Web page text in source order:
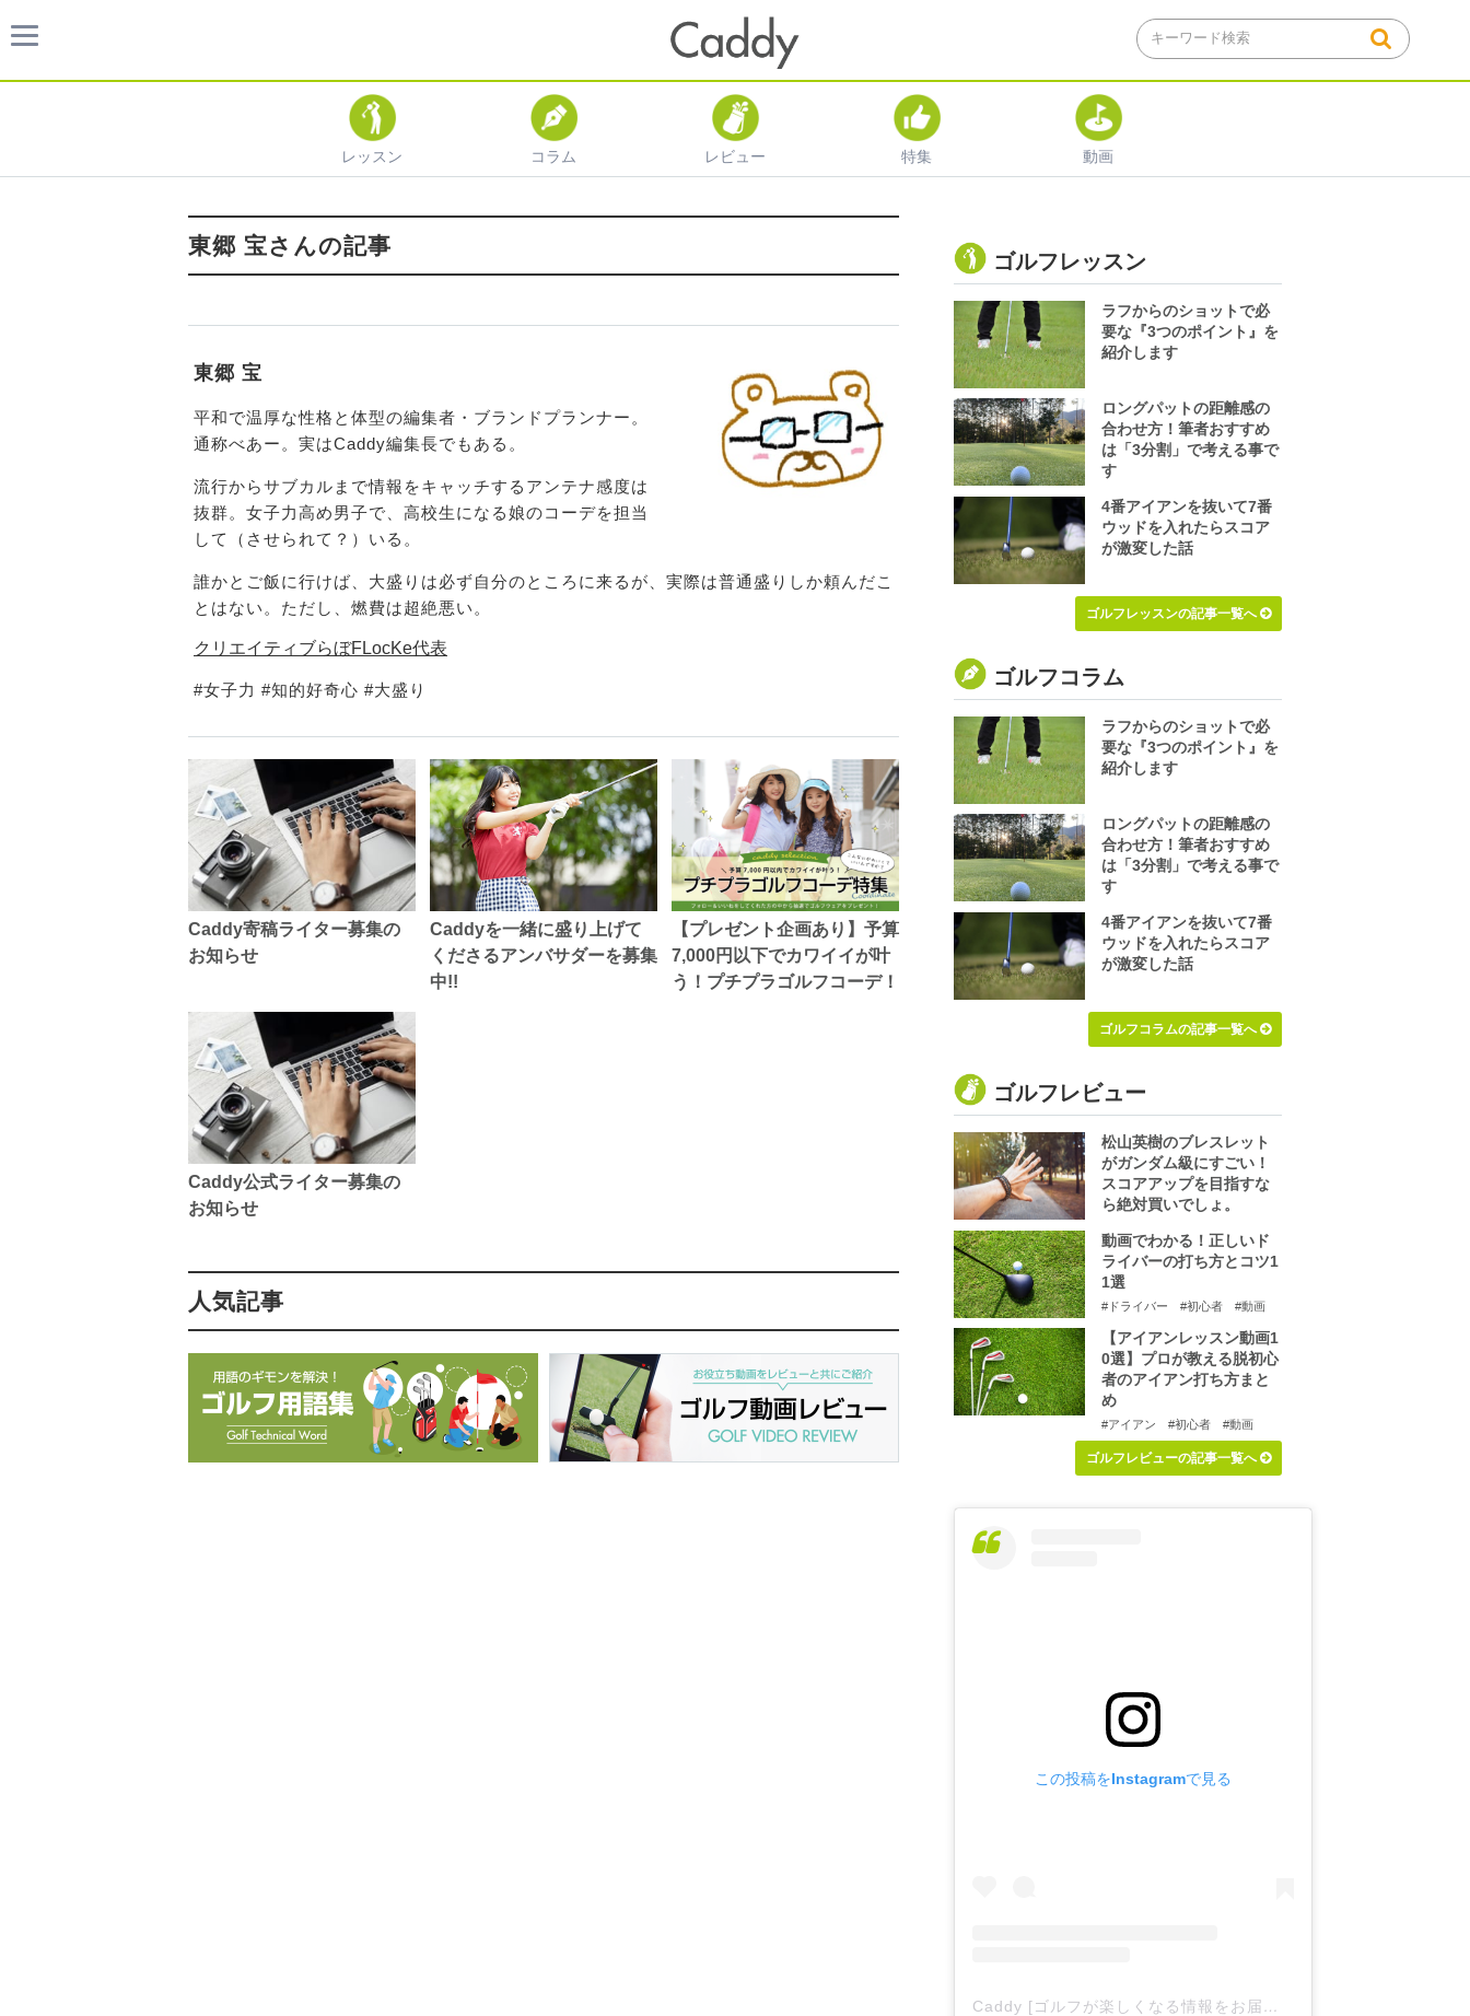
レッスン コラム レビュー 特集 動画
東郷 宝さんの記事
東郷 宝
平和で温厚な性格と体型の編集者・ブランドプランナー。
通称べあー。実はCaddy編集長でもある。
流行からサブカルまで情報をキャッチするアンテナ感度は
抜群。女子力高め男子で、高校生になる娘のコーデを担当
して（させられて？）いる。
誰かとご飯に行けば、大盛りは必ず自分のところに来るが、実際は普通盛りしか頼んだこ
とはない。ただし、燃費は超絶悪い。
クリエイティブらぼFLocKe代表
#女子力 #知的好奇心 #大盛り
Caddy寄稿ライター募集の
お知らせ
Caddyを一緒に盛り上げて
くださるアンバサダーを募集
中!!
【プレゼント企画あり】予算
7,000円以下でカワイイが叶
う！プチプラゴルフコーデ！
Caddy公式ライター募集の
お知らせ
人気記事
ゴルフレッスン
ラフからのショットで必
要な『3つのポイント』を
紹介します
ロングパットの距離感の
合わせ方！筆者おすすめ
は「3分割」で考える事で
す
4番アイアンを抜いて7番
ウッドを入れたらスコア
が激変した話
ゴルフレッスンの記事一覧へ
ゴルフコラム
ラフからのショットで必
要な『3つのポイント』を
紹介します
ロングパットの距離感の
合わせ方！筆者おすすめ
は「3分割」で考える事で
す
4番アイアンを抜いて7番
ウッドを入れたらスコア
が激変した話
ゴルフコラムの記事一覧へ
ゴルフレビュー
松山英樹のブレスレット
がガンダム級にすごい！
スコアアップを目指すな
ら絶対買いでしょ。
動画でわかる！正しいド
ライバーの打ち方とコツ1
1選
#ドライバー #初心者 #動画
【アイアンレッスン動画1
0選】プロが教える脱初心
者のアイアン打ち方まと
め
#アイアン #初心者 #動画
ゴルフレビューの記事一覧へ
この投稿をInstagramで見る
Caddy [ゴルフが楽しくなる情報をお届け